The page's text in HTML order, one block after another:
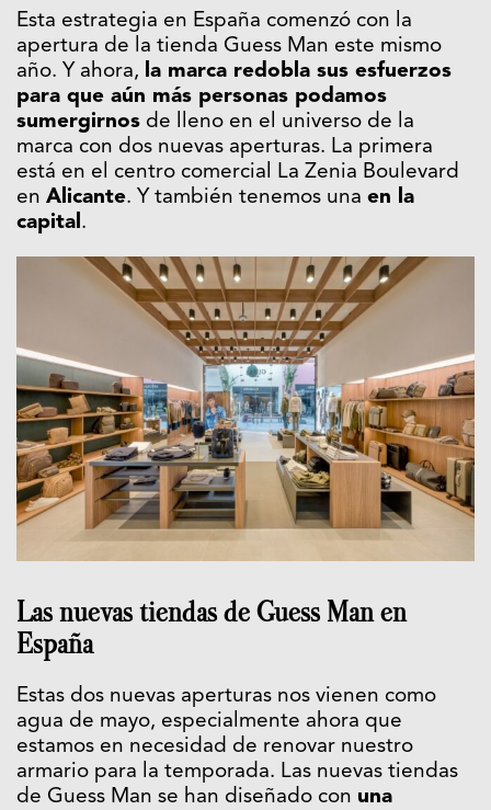
Esta estrategia en España comenzó con la
apertura de la tienda Guess Man este mismo
año. Y ahora, la marca redobla sus esfuerzos
para que aún más personas podamos
sumergirnos de lleno en el universo de la
marca con dos nuevas aperturas. La primera
está en el centro comercial La Zenia Boulevard
en Alicante. Y también tenemos una en la
capital.
Las nuevas tiendas de Guess Man en
España
Estas dos nuevas aperturas nos vienen como
agua de mayo, especialmente ahora que
estamos en necesidad de renovar nuestro
armario para la temporada. Las nuevas tiendas
de Guess Man se han diseñado con una